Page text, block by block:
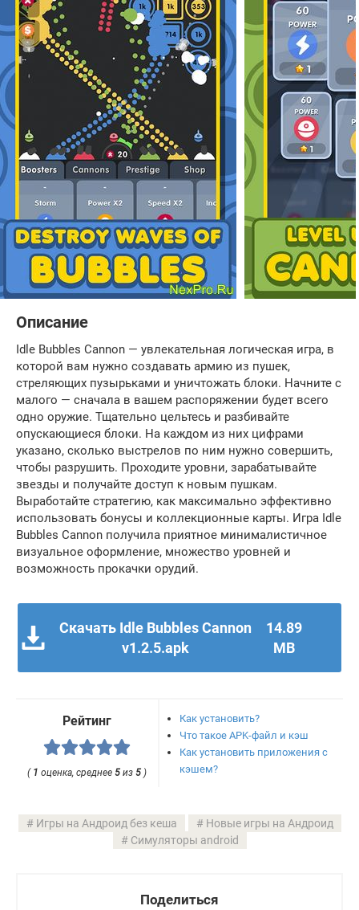
Описание
Idle Bubbles Cannon — увлекательная логическая игра, в
которой вам нужно создавать армию из пушек,
стреляющих пузырьками и уничтожать блоки. Начните с
малого — сначала в вашем распоряжении будет всего
одно оружие. Тщательно цельтесь и разбивайте
опускающиеся блоки. На каждом из них цифрами
указано, сколько выстрелов по ним нужно совершить,
чтобы разрушить. Проходите уровни, зарабатывайте
звезды и получайте доступ к новым пушкам.
Выработайте стратегию, как максимально эффективно
использовать бонусы и коллекционные карты. Игра Idle
Bubbles Cannon получила приятное минималистичное
визуальное оформление, множество уровней и
возможность прокачки орудий.
Скачать Idle Bubbles Cannon
v1.2.5.apk
14.89
MB
Рейтинг
( 1 оценка, среднее5 из5 )
Как установить?
Что такое APK-файл и кэш
Как установить приложения с
кэшем?
Игры на Андроид без кеша
Новые игры на Андроид
Симуляторы android
Поделиться